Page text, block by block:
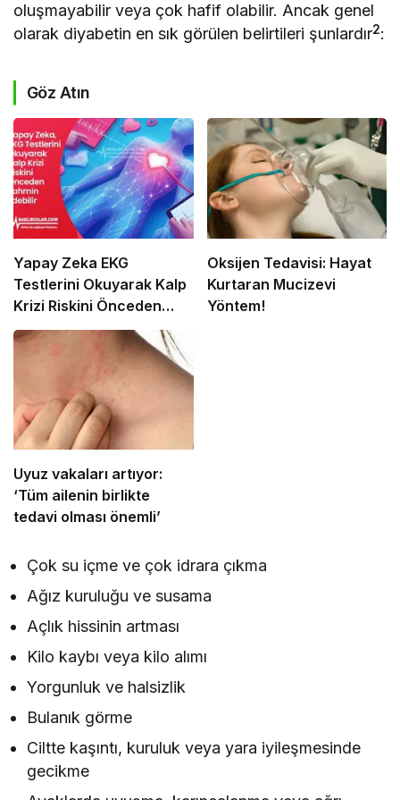
oluşmayabilir veya çok hafif olabilir. Ancak genel
olarak diyabetin en sık görülen belirtileri şunlardır2:
Göz Atın
Yapay Zeka EKG
Testlerini Okuyarak Kalp
Krizi Riskini Önceden
Tahmin Edebilir
Oksijen Tedavisi: Hayat
Kurtaran Mucizevi
Yöntem!
Uyuz vakaları artıyor:
‘Tüm ailenin birlikte
tedavi olması önemli’
Çok su içme ve çok idrara çıkma
Ağız kuruluğu ve susama
Açlık hissinin artması
Kilo kaybı veya kilo alımı
Yorgunluk ve halsizlik
Bulanık görme
Ciltte kaşıntı, kuruluk veya yara iyileşmesinde
gecikme